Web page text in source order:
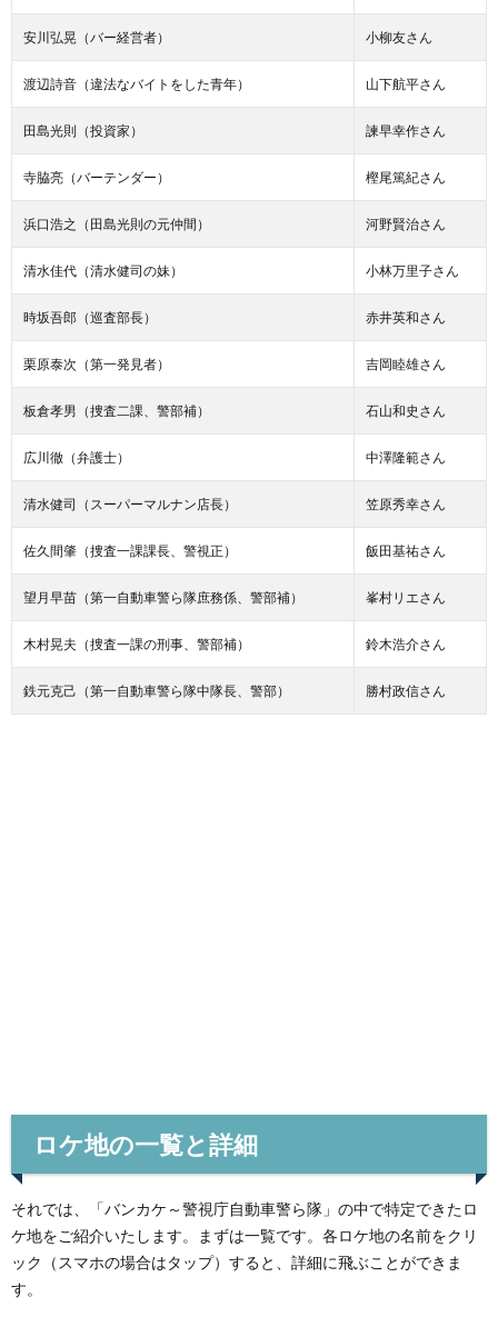
安川弘晃（バー経営者） 小柳友さん
渡辺詩音（違法なバイトをした青年） 山下航平さん
田島光則（投資家） 諫早幸作さん
寺脇亮（バーテンダー） 樫尾篤紀さん
浜口浩之（田島光則の元仲間） 河野賢治さん
清水佳代（清水健司の妹） 小林万里子さん
時坂吾郎（巡査部長） 赤井英和さん
栗原泰次（第一発見者） 吉岡睦雄さん
板倉孝男（捜査二課、警部補） 石山和史さん
広川徹（弁護士） 中澤隆範さん
清水健司（スーパーマルナン店長） 笠原秀幸さん
佐久間肇（捜査一課課長、警視正） 飯田基祐さん
望月早苗（第一自動車警ら隊庶務係、警部補） 峯村リエさん
木村晃夫（捜査一課の刑事、警部補） 鈴木浩介さん
鉄元克己（第一自動車警ら隊中隊長、警部） 勝村政信さん
ロケ地の一覧と詳細
それでは、「バンカケ～警視庁自動車警ら隊」の中で特定できたロ
ケ地をご紹介いたします。まずは一覧です。各ロケ地の名前をクリ
ック（スマホの場合はタップ）すると、詳細に飛ぶことができま
す。